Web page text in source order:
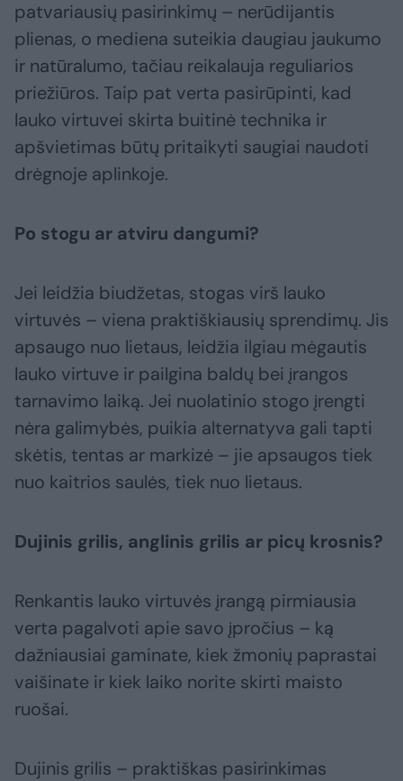
patvariausių pasirinkimų – nerūdijantis
plienas, o mediena suteikia daugiau jaukumo
ir natūralumo, tačiau reikalauja reguliarios
priežiūros. Taip pat verta pasirūpinti, kad
lauko virtuvei skirta buitinė technika ir
apšvietimas būtų pritaikyti saugiai naudoti
drėgnoje aplinkoje.
Po stogu ar atviru dangumi?
Jei leidžia biudžetas, stogas virš lauko
virtuvės – viena praktiškiausių sprendimų. Jis
apsaugo nuo lietaus, leidžia ilgiau mėgautis
lauko virtuve ir pailgina baldų bei įrangos
tarnavimo laiką. Jei nuolatinio stogo įrengti
nėra galimybės, puikia alternatyva gali tapti
skėtis, tentas ar markizė – jie apsaugos tiek
nuo kaitrios saulės, tiek nuo lietaus.
Dujinis grilis, anglinis grilis ar picų krosnis?
Renkantis lauko virtuvės įrangą pirmiausia
verta pagalvoti apie savo įpročius – ką
dažniausiai gaminate, kiek žmonių paprastai
vaišinate ir kiek laiko norite skirti maisto
ruošai.
Dujinis grilis – praktiškas pasirinkimas